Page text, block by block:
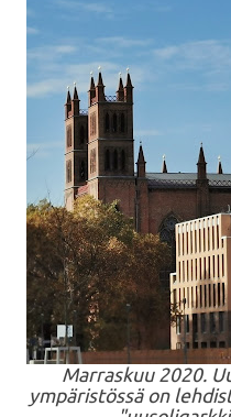
Marraskuu 2020.
ympäristössä on